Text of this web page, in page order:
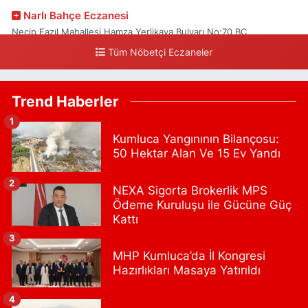
Narlı Bahçe Eczanesi
Necip Fazıl Mahallesi Hamza Yerlikaya Bulvarı No:70 BC
0 (216) 784 50 77 Yol Tarifi Al
Erenköy Mahallesi Kantarcırıza Sokak No:23 B
0 (543) 576 82 04
Serenay Eczanesi
Mimar Sinan Merkez Mahallesi Bayar Sokak No:35 A MİMARSİNAN
DEVLET HASTANESİNİN ÜST GEÇİDİNDEN KARŞI YOLA GEÇİNCE
200M YÜRÜME MESAFESİ
0 (551) 362 34 77 Yol Tarifi Al
Ümit Eczanesi
Merkez Mahallesi Eski Edirne Cad. No:1175 A Arnavutköy Tıp
Merkezi bitişiği. Faruk Güllüoğlu ve Flo ayakkabıcılık karşısı.
Arnavutkoy Devlet Hastahanesine 1 dakika yürüme mesafesi
Tüm Nöbetçi Eczaneler
Trend Haberler
Kumluca Yangınının Bilançosu:
50 Hektar Alan Ve 15 Ev Yandı
1
NEXA Sigorta Brokerlik MPS
Ödeme Kuruluşu ile Gücüne Güç
Kattı
2
MHP Kumluca’da İl Kongresi
Hazırlıkları Masaya Yatırıldı
3
4